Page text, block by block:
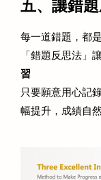
五、讓錯
每一道錯題，都
「錯題反思法」
習
只要願意用心記
幅提升，成績自